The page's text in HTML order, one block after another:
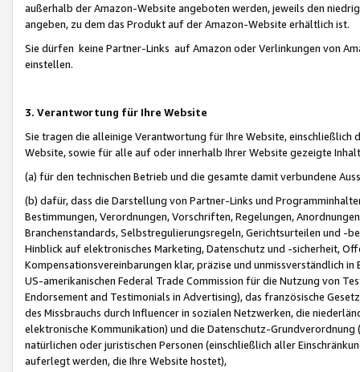
außerhalb der Amazon-Website angeboten werden, jeweils den
angeben, zu dem das Produkt auf der Amazon-Website erhältlich ist.
Sie dürfen keine Partner-Links auf Amazon oder Verlinkungen von
einstellen.
3. Verantwortung für Ihre Website
Sie tragen die alleinige Verantwortung für Ihre Website,
Website, sowie für alle auf oder innerhalb Ihrer Website gezeigte
(a) für den technischen Betrieb und die gesamte damit verbundene
(b) dafür, dass die Darstellung von Partner-Links und
Bestimmungen, Verordnungen, Vorschriften, Regelungen,
Branchenstandards, Selbstregulierungsregeln, Gerichtsurteilen und -
Hinblick auf elektronisches Marketing, Datenschutz und -sicherheit,
Kompensationsvereinbarungen klar, präzise und unmissverständlich
US-amerikanischen Federal Trade Commission für die Nutzung von
Endorsement and Testimonials in Advertising), das französische
des Missbrauchs durch Influencer in sozialen Netzwerken, die
elektronische Kommunikation) und die Datenschutz-
natürlichen oder juristischen Personen (einschließlich aller
auferlegt werden, die Ihre Website hostet),